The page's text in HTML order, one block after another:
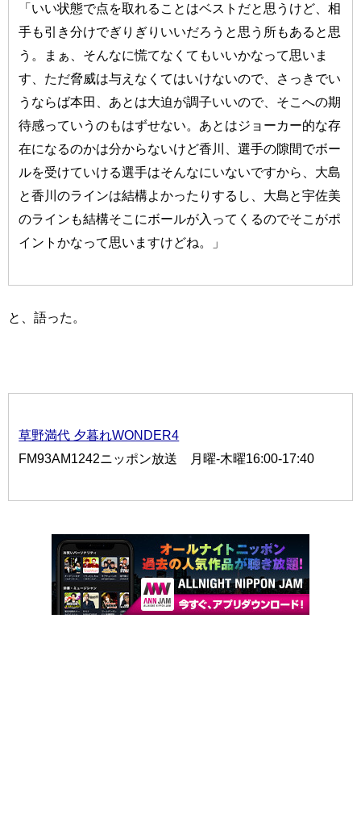
「いい状態で点を取れることはベストだと思うけど、相
手も引き分けでぎりぎりいいだろうと思う所もあると思
う。まぁ、そんなに慌てなくてもいいかなって思いま
す、ただ脅威は与えなくてはいけないので、さっきでい
うならば本田、あとは大迫が調子いいので、そこへの期
待感っていうのもはずせない。あとはジョーカー的な存
在になるのかは分からないけど香川、選手の隙間でボー
ルを受けていける選手はそんなにいないですから、大島
と香川のラインは結構よかったりするし、大島と宇佐美
のラインも結構そこにボールが入ってくるのでそこがポ
イントかなって思いますけどね。」
と、語った。
草野満代 夕暮れWONDER4
FM93AM1242ニッポン放送 月曜-木曜16:00-17:40